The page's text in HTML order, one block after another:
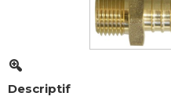
Descriptif